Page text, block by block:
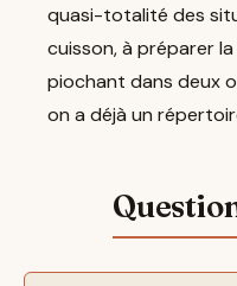
quasi-totalité des
cuisson, à préparer
piochant dans deux
on a déjà un